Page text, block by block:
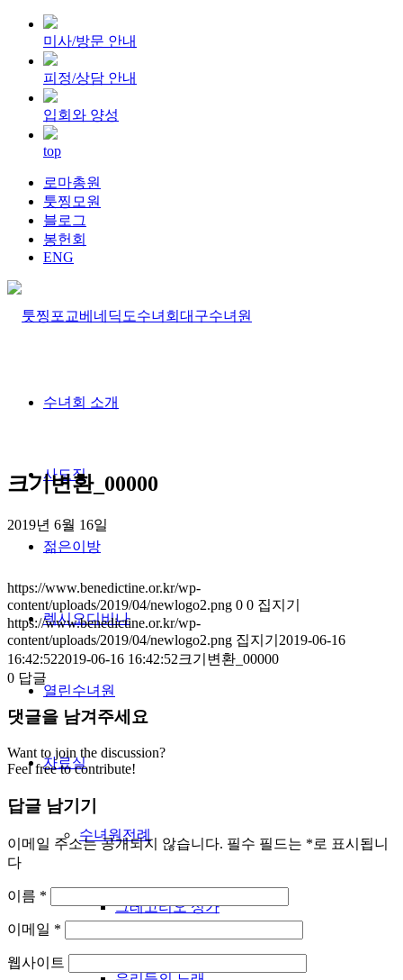
미사/방문 안내
피정/상담 안내
입회와 양성
top
로마총원
툿찡모원
블로그
봉헌회
ENG
수녀회 소개
사도직
젊은이방
렉시오디비나
열린수녀원
자료실
수녀원전례
그레고리오 성가
크기변환_00000
2019년 6월 16일
https://www.benedictine.or.kr/wp-
content/uploads/2019/04/newlogo2.png 0 0 집지기
https://www.benedictine.or.kr/wp-
content/uploads/2019/04/newlogo2.png 집지기 2019-06-16
16:42:522019-06-16 16:42:52크기변환_00000
0 답글
댓글을 남겨주세요
Want to join the discussion?
Feel free to contribute!
답글 남기기
이메일 주소는 공개되지 않습니다. 필수 필드는 *로 표시됩니
다
이름 *
이메일 *
웹사이트